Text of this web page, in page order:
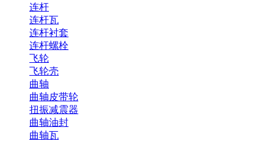
连杆
连杆瓦
连杆衬套
连杆螺栓
飞轮
飞轮壳
曲轴
曲轴皮带轮
扭振减震器
曲轴油封
曲轴瓦